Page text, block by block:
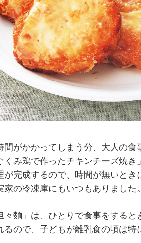
間がかかってしまう分、大人の
くみ鶏で作ったチキンチーズ焼
が完成するので、時間が無いと
の冷凍庫にもいつもありました。
々麵」は、ひとりで食事をする
るので、子どもが離乳食の頃は特